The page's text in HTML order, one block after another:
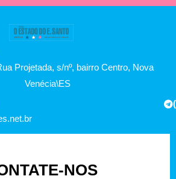
Projetada, s/nº, bairro Centro, Nova
Venécia\ES
NOS